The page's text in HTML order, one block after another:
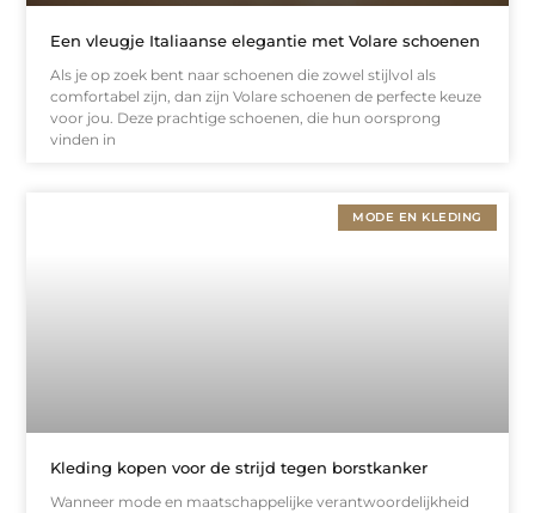
Een vleugje Italiaanse elegantie met Volare schoenen
Als je op zoek bent naar schoenen die zowel stijlvol als
comfortabel zijn, dan zijn Volare schoenen de perfecte keuze
voor jou. Deze prachtige schoenen, die hun oorsprong
vinden in
MODE EN KLEDING
Kleding kopen voor de strijd tegen borstkanker
Wanneer mode en maatschappelijke verantwoordelijkheid